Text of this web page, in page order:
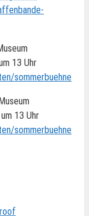
13 Uhr
sommerbuehne
13 Uhr
sommerbuehne